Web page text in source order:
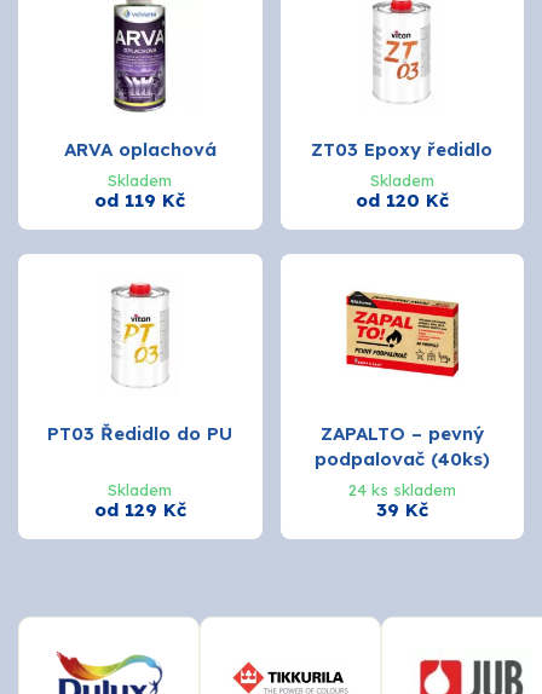
ARVA oplachová
Skladem
od 119 Kč
ZT03 Epoxy ředidlo
Skladem
od 120 Kč
PT03 Ředidlo do PU
Skladem
od 129 Kč
ZAPALTO – pevný
podpalovač (40ks)
24 ks skladem
39 Kč